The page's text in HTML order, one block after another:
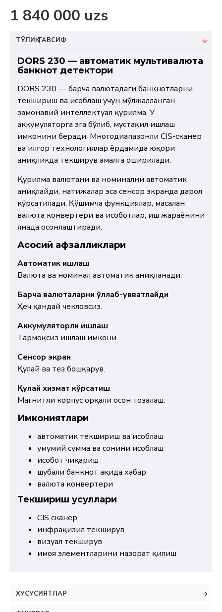
1 840 000 uzs
ТЎЛИҚ ТАВСИФ
DORS 230 — автоматик мультивалюта
банкнот детектори
DORS 230 — барча валютадаги банкнотларни
текшириш ва ҳисоблаш учун мўлжалланган
замонавий интеллектуал қурилма. У
аккумуляторга эга бўлиб, мустақил ишлаш
имконини беради. Многодиапазонли CIS-сканер
ва илғор технологиялар ёрдамида юқори
аниқликда текширув амалга оширилади.
Қурилма валютани ва номинални автоматик
аниқлайди, натижалар эса сенсор экранда дарҳол
кўрсатилади. Қўшимча функциялар, масалан
валюта конвертери ва ҳисоботлар, иш жараёнини
янада осонлаштиради.
Асосий афзалликлари
Автоматик ишлаш
Валюта ва номинал автоматик аниқланади.
Барча валюталарни қўллаб-қувватлайди
Ҳеч қандай чекловсиз.
Аккумуляторли ишлаш
Тармоқсиз ишлаш имкони.
Сенсор экран
Қулай ва тез бошқарув.
Қулай хизмат кўрсатиш
Магнитли корпус орқали осон тозалаш.
Имкониятлари
автоматик текшириш ва ҳисоблаш
умумий сумма ва сонини ҳисоблаш
ҳисобот чиқариш
шубҳали банкнот ҳақида хабар
валюта конвертери
Текшириш усуллари
CIS сканер
инфрақизил текширув
визуал текширув
ҳимоя элементларини назорат қилиш
ХУСУСИЯТЛАР